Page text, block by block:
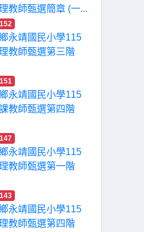
教師甄選簡章 (一...
152
永靖國民小學115
教師甄選第三階
151
永靖國民小學115
教師甄選第四階
147
永靖國民小學115
教師甄選第一階
143
永靖國民小學115
教師甄選第四階